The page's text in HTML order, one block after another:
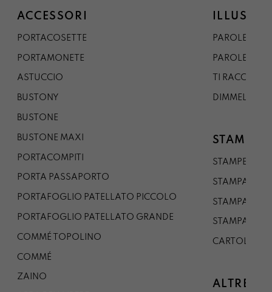
ACCESSORI
PORTACOSETTE
PORTAMONETE
ASTUCCIO
BUSTONY
BUSTONE
BUSTONE MAXI
PORTACOMPITI
PORTA PASSAPORTO
PORTAFOGLIO PATELLATO PICCOLO
PORTAFOGLIO PATELLATO GRANDE
COMMÉ TOPOLINO
COMMÉ
ZAINO
PAROLE DAL
PAROLE DA
TI
DIMMELO
STAMPE
STAMPE A5
STAMPA A3
STAMPA A1
STAMPA A0
CARTOLINA
ALTRE